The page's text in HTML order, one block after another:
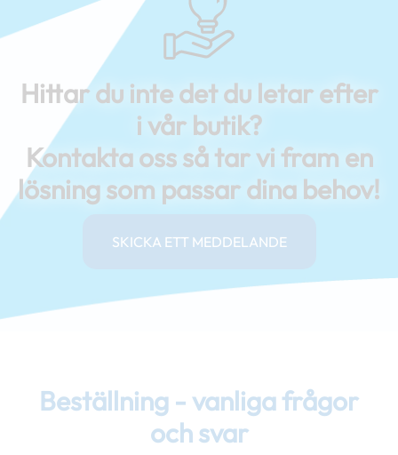
Hittar du inte det du letar efter
i vår butik?
Kontakta oss så tar vi fram en
lösning som passar dina behov!
SKICKA ETT MEDDELANDE
Beställning - vanliga frågor
och svar